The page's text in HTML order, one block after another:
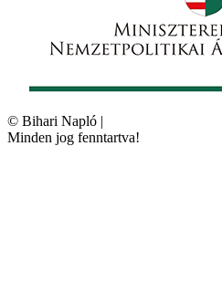
© Bihari Napló |
Minden jog fenntartva!